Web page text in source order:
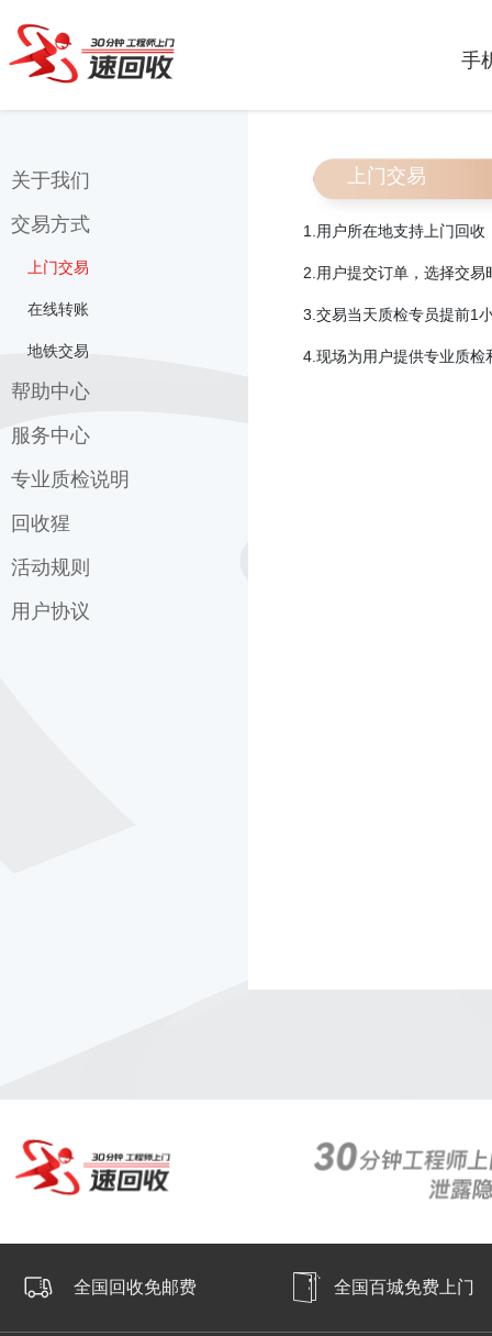
手
关于我们
联系我们
关于速回收
速回收
我们来自哪里?
交易方式
上门交易
在线转账
地铁交易
帮助中心
常见问题
邮寄地址
购物常见问题
回收须知
信用租机
服务中心
质检说明
速回收服务条款
担保交易
专业质检说明
外观成色
屏幕质检
功能检测
回收猩
关于回收猩
回收猩服务条款
活动规则
双十一活动规则
用户协议
上门交易
1. 用户所在地支持上门回收
2. 用户提交订单，选择交易
3. 交易当天质检专员提前1
4. 现场为用户提供专业质检
全国回收免邮费 全国百城免费上门